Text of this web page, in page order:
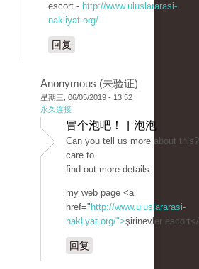
escort - http://www.uluslararasi-
nakliyat.org/
回复
Anonymous (未验证)
星期三, 06/05/2019 - 13:52
永久连接
冒个泡吧！ | 泡泡
Can you tell us more about
care to
find out more details.
my web page <a
href=" http://www.uluslararasi-
nakliyat.org/">şirinevler
回复